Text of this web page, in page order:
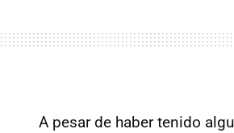
A pesar de haber tenido